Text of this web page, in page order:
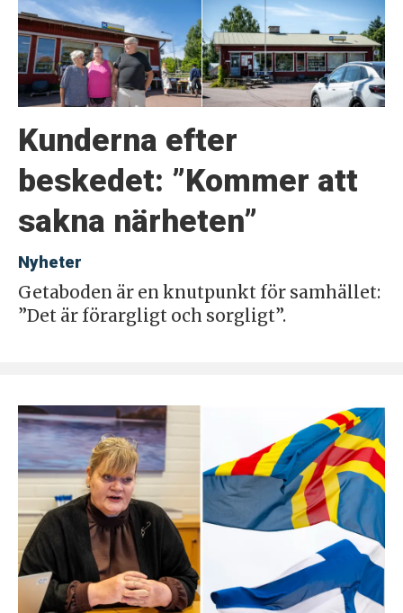
Kunderna efter
beskedet: ”Kommer att
sakna närheten”
Nyheter
Getaboden är en knutpunkt för samhället:
”Det är förargligt och sorgligt”.